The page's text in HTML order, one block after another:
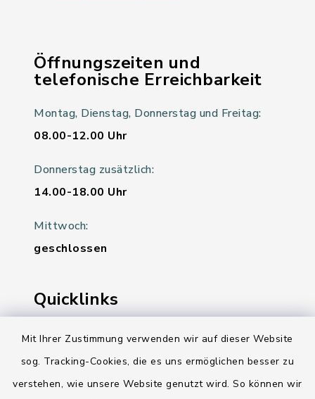
Mit Ihrer Zustimmung verwenden wir auf dieser Website
sog. Tracking-Cookies, die es uns ermöglichen besser zu
verstehen, wie unsere Website genutzt wird. So können wir
Öffnungszeiten und
telefonische Erreichbarkeit
Montag, Dienstag, Donnerstag und Freitag:
08.00-12.00 Uhr
Donnerstag zusätzlich:
14.00-18.00 Uhr
Mittwoch:
geschlossen
Quicklinks
Ihre Behördennummer 115
Landesregierung Schleswig-Holstein